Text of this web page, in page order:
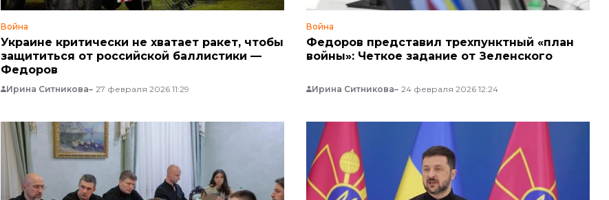
Война
Украине критически не хватает ракет, чтобы
защититься от российской баллистики —
Федоров
Ирина Ситникова 27 февраля 2026 11:29
Война
Федоров представил трехпунктный «план
войны»: Четкое задание от Зеленского
Ирина Ситникова 24 февраля 2026 12:24